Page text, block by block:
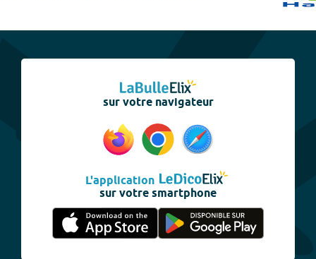
sur votre navigateur
L'application
sur votre smartphone